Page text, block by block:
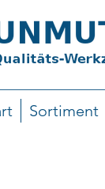
Sortiment